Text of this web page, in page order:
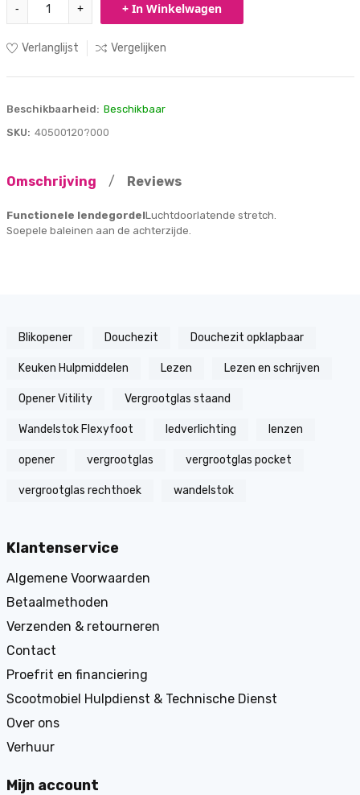
- + + In Winkelwagen
Verlanglijst Vergelijken
Beschikbaarheid: Beschikbaar
SKU: 40500120?000
Omschrijving / Reviews
Functionele lendegordelLuchtdoorlatende stretch.
Soepele baleinen aan de achterzijde.
Blikopener Douchezit Douchezit opklapbaar
Keuken Hulpmiddelen Lezen Lezen en schrijven
Opener Vitility Vergrootglas staand
Wandelstok Flexyfoot ledverlichting lenzen
opener vergrootglas vergrootglas pocket
vergrootglas rechthoek wandelstok
Klantenservice
Algemene Voorwaarden
Betaalmethoden
Verzenden & retourneren
Contact
Proefrit en financiering
Scootmobiel Hulpdienst & Technische Dienst
Over ons
Verhuur
Mijn account